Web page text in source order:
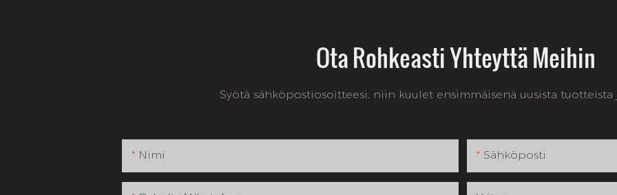
Ota Rohkeasti Yhteyttä Meihin
Syötä sähköpostiosoitteesi, niin kuulet ensimmäisenä uusista tuotteista
Nimi Sähköposti